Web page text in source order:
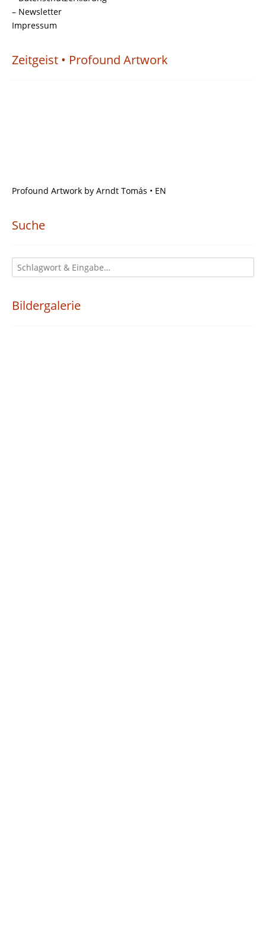
– Newsletter
Impressum
Zeitgeist • Profound Artwork
Profound Artwork by Arndt Tomás • EN
Suche
Bildergalerie